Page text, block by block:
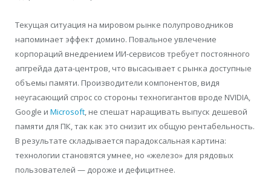
Текущая ситуация на мировом рынке полупроводников
напоминает эффект домино. Повальное увлечение
корпораций внедрением ИИ-сервисов требует постоянного
апгрейда дата-центров, что высасывает с рынка доступные
объемы памяти. Производители компонентов, видя
неугасающий спрос со стороны техногигантов вроде NVIDIA,
Google и Microsoft, не спешат наращивать выпуск дешевой
памяти для ПК, так как это снизит их общую рентабельность.
В результате складывается парадоксальная картина:
технологии становятся умнее, но «железо» для рядовых
пользователей — дороже и дефицитнее.